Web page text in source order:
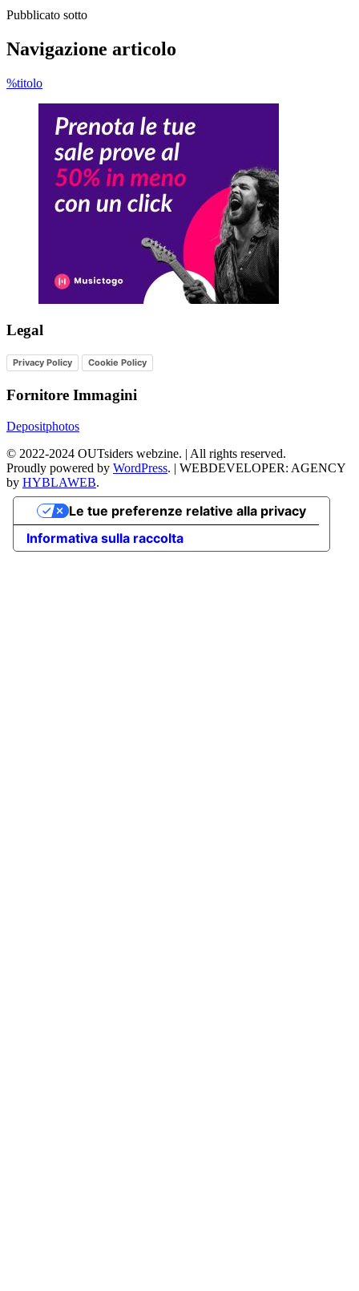
Pubblicato sotto
Navigazione articolo
%titolo
Legal
Privacy Policy Cookie Policy
Fornitore Immagini
Depositphotos
© 2022-2024 OUTsiders webzine. | All rights reserved.
Proudly powered by WordPress. | WEBDEVELOPER: AGENCY
by HYBLAWEB.
Informativa sulla raccolta
Le tue preferenze relative alla privacy